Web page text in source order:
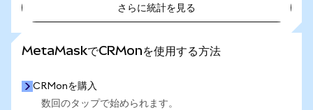
さらに統計を見る
MetaMaskでCRMonを使用する方法
CRMonを購入
数回のタップで始められます。